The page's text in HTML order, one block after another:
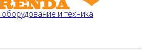
и техника